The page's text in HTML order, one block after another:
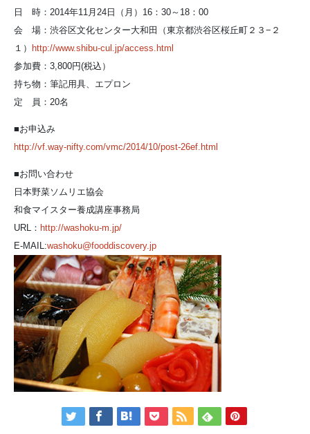
日 時：2014年11月24日（月）16：30～18：00
会 場：渋谷区文化センター大和田（東京都渋谷区桜丘町２３−２
１）
http://www.shibu-cul.jp/access.html
参加費：3,800円(税込）
持ち物：筆記用具、エプロン
定 員：20名
■お申込み
http://vf.way-nifty.com/vmc/2014/10/post-26ef.html
■お問い合わせ
日本野菜ソムリエ協会
和食マイスター養成講座事務局
URL： http://washoku-m.jp/
E-MAIL:washoku@fooddiscovery.jp